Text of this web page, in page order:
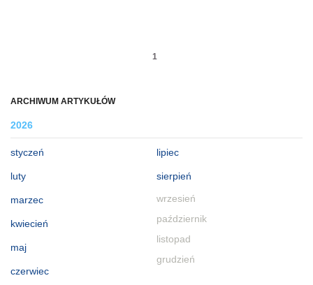
ARCHIWUM ARTYKUŁÓW
2026
styczeń
luty
marzec
kwiecień
maj
czerwiec
lipiec
sierpień
wrzesień
październik
listopad
grudzień
1